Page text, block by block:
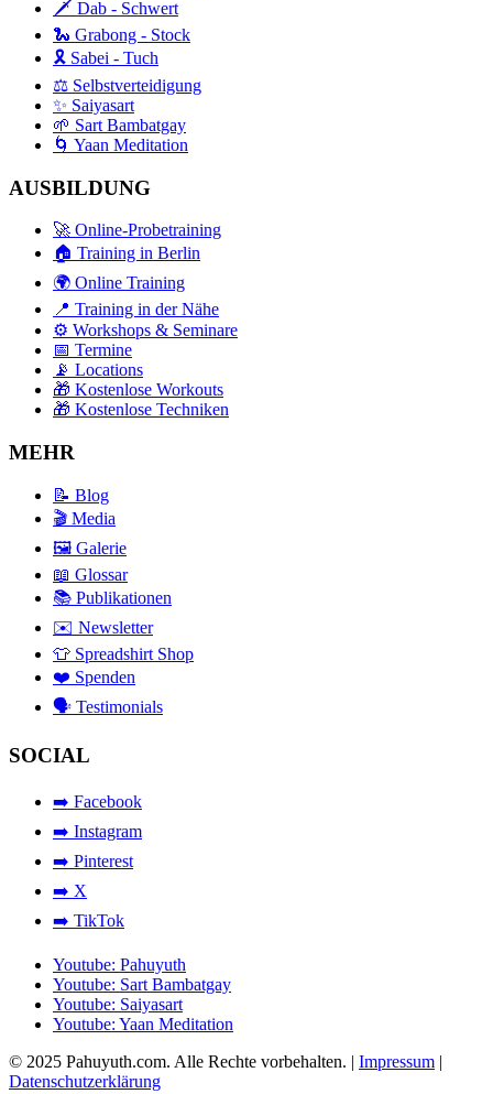
🗡️ Dab - Schwert
🐍 Grabong - Stock
🎗️ Sabei - Tuch
⚖️ Selbstverteidigung
✨ Saiyasart
🌱 Sart Bambatgay
🌀 Yaan Meditation
AUSBILDUNG
🚀 Online-Probetraining
🏠 Training in Berlin
🌍 Online Training
📍 Training in der Nähe
⚙️ Workshops & Seminare
📅 Termine
📡 Locations
🎁 Kostenlose Workouts
🎁 Kostenlose Techniken
MEHR
📝 Blog
🎬 Media
🖼️ Galerie
📖 Glossar
📚 Publikationen
✉️ Newsletter
👕 Spreadshirt Shop
❤️ Spenden
🗣️ Testimonials
SOCIAL
➡️ Facebook
➡️ Instagram
➡️ Pinterest
➡️ X
➡️ TikTok
Youtube: Pahuyuth
Youtube: Sart Bambatgay
Youtube: Saiyasart
Youtube: Yaan Meditation
© 2025 Pahuyuth.com. Alle Rechte vorbehalten. | Impressum |
Datenschutzerklärung